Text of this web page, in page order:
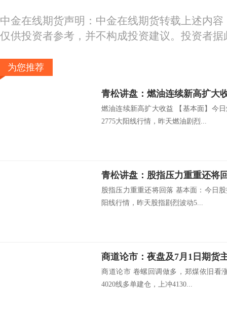
中金在线期货声明：中金在线期货转载上述内
仅供投资者参考，并不构成投资建议。投资者
为您推荐
青松讲盘：燃油连续新高扩大
燃油连续新高扩大收益 【基本面】今
2775大阳线行情，昨天燃油剧烈...
青松讲盘：股指压力重重还将
股指压力重重还将回落 基本面：今日
阳线行情，昨天股指剧烈波动5...
商道论市：夜盘及7月1日期货
商道论市 卷螺回调做多，郑煤依旧看
4020线多单建仓，上冲4130...